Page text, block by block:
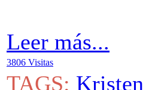
Leer más...
3806 Visitas
TAGS: Kristen